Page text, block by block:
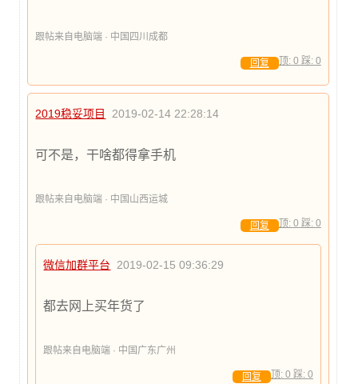
跟帖来自电脑端 · 中国四川成都
顶: 0 踩: 0
回复
2019稳妥项目 2019-02-14 22:28:14
可不是，干啥都得拿手机
跟帖来自电脑端 · 中国山西运城
顶: 0 踩: 0
回复
微信加群平台 2019-02-15 09:36:29
都去网上买年货了
跟帖来自电脑端 · 中国广东广州
顶: 0 踩: 0
回复